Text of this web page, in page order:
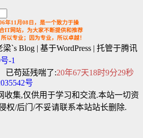
年11月08日，是一个致力于操
IT网站，为大家不断提供和推荐
以专业；因为专业，所以卓越！
梁`s Blog | 基于WordPress | 托管于腾讯
-1
已苟延残喘了:20年67天18时9分30秒
号
收集,仅供用于学习和交流.本站一切资
权/后门/不妥请联系本站站长删除.